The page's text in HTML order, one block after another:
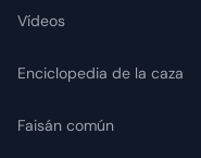
Vídeos
Enciclopedia de la caza
Faisán común